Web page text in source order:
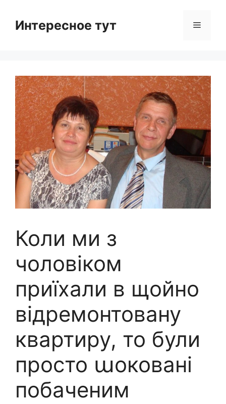
contentИнтересное тут Menu
Коли ми з
чоловіком
приїхали в щойно
відремонтовану
квартиру, то були
просто աоковані
побаченим